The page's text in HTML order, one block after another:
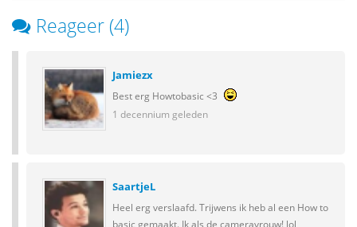
Reageer (4)
Jamiezx
Best erg Howtobasic <3
1 decennium geleden
SaartjeL
Heel erg verslaafd. Trijwens ik heb al een How to
basic gemaakt. Ik als de cameravrouw! lol